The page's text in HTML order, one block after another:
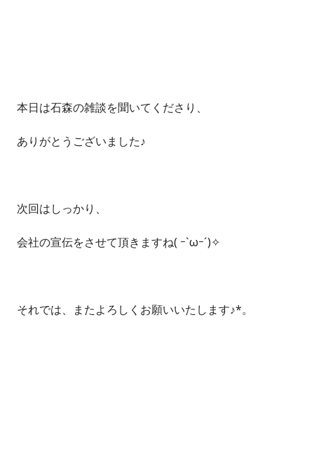
本日は石森の雑談を聞いてくださり、
ありがとうございました♪
次回はしっかり、
会社の宣伝をさせて頂きますね( ｰ`ωｰ´)✧
それでは、またよろしくお願いいたします♪*。